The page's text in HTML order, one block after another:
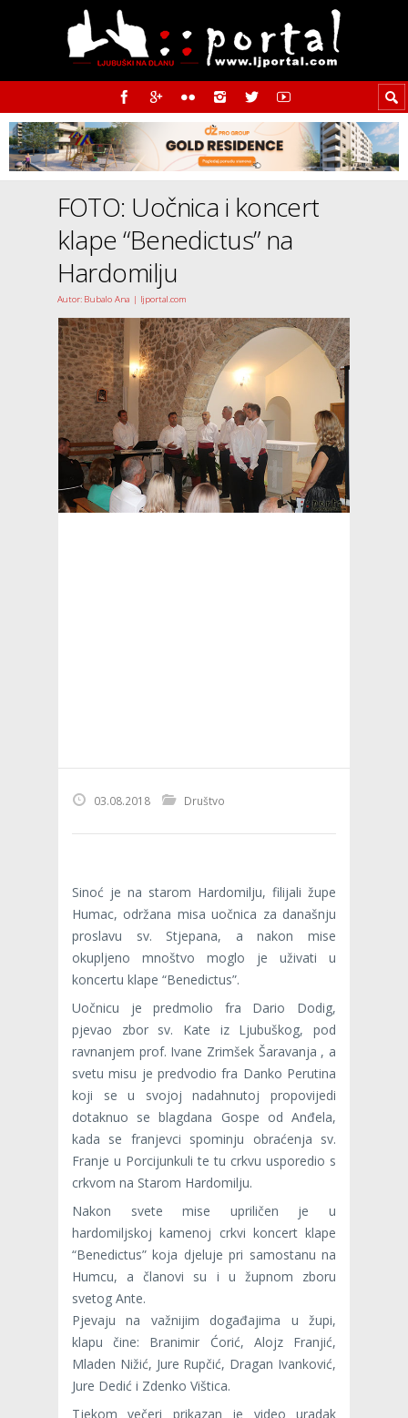
FOTO: Uočnica i koncert
klape “Benedictus” na
Hardomilju
Autor: Bubalo Ana | ljportal.com
03.08.2018 Društvo
Sinoć je na starom Hardomilju, filijali župe
Humac, održana misa uočnica za današnju
proslavu sv. Stjepana, a nakon mise
okupljeno mnoštvo moglo je uživati u
koncertu klape “Benedictus”.
Uočnicu je predmolio fra Dario Dodig,
pjevao zbor sv. Kate iz Ljubuškog, pod
ravnanjem prof. Ivane Zrimšek Šaravanja , a
svetu misu je predvodio fra Danko Perutina
koji se u svojoj nadahnutoj propovijedi
dotaknuo se blagdana Gospe od Anđela,
kada se franjevci spominju obraćenja sv.
Franje u Porcijunkuli te tu crkvu usporedio s
crkvom na Starom Hardomilju.
Nakon svete mise upriličen je u
hardomiljskoj kamenoj crkvi koncert klape
“Benedictus” koja djeluje pri samostanu na
Humcu, a članovi su i u župnom zboru
svetog Ante.
Pjevaju na važnijim događajima u župi,
klapu čine: Branimir Ćorić, Alojz Franjić,
Mladen Nižić, Jure Rupčić, Dragan Ivanković,
Jure Dedić i Zdenko Vištica.
Tjekom večeri prikazan je video uradak